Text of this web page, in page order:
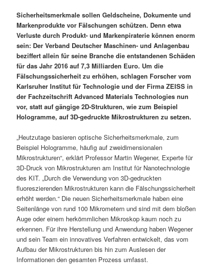
Sicherheitsmerkmale sollen Geldscheine, Dokumente und
Markenprodukte vor Fälschungen schützen. Denn etwa
Verluste durch Produkt- und Markenpiraterie können enorm
sein: Der Verband Deutscher Maschinen- und Anlagenbau
beziffert allein für seine Branche die entstandenen Schäden
für das Jahr 2016 auf 7,3 Milliarden Euro. Um die
Fälschungssicherheit zu erhöhen, schlagen Forscher vom
Karlsruher Institut für Technologie und der Firma ZEISS in
der Fachzeitschrift Advanced Materials Technologies nun
vor, statt auf gängige 2D-Strukturen, wie zum Beispiel
Hologramme, auf 3D-gedruckte Mikrostrukturen zu setzen.
„Heutzutage basieren optische Sicherheitsmerkmale, zum
Beispiel Hologramme, häufig auf zweidimensionalen
Mikrostrukturen“, erklärt Professor Martin Wegener, Experte für
3D-Druck von Mikrostrukturen am Institut für Nanotechnologie
des KIT. „Durch die Verwendung von 3D-gedruckten
fluoreszierenden Mikrostrukturen kann die Fälschungssicherheit
erhöht werden.“ Die neuen Sicherheitsmerkmale haben eine
Seitenlänge von rund 100 Mikrometern und sind mit dem bloßen
Auge oder einem herkömmlichen Mikroskop kaum noch zu
erkennen. Für ihre Herstellung und Anwendung haben Wegener
und sein Team ein innovatives Verfahren entwickelt, das vom
Aufbau der Mikrostrukturen bis hin zum Auslesen der
Informationen den gesamten Prozess umfasst.